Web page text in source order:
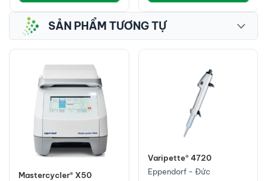
SẢN PHẨM TƯƠNG TỰ
Mastercycler® X50
Varipette® 4720
Eppendorf - Đức